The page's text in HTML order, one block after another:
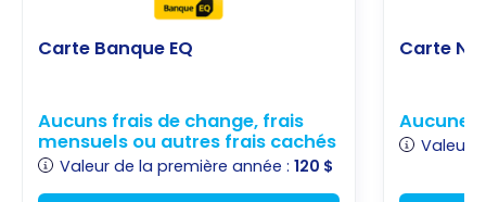
Carte Banque EQ
Aucuns frais de change, frais
mensuels ou autres frais cachés
Valeur de la première année :120 $
Carte
Aucune
Valeur